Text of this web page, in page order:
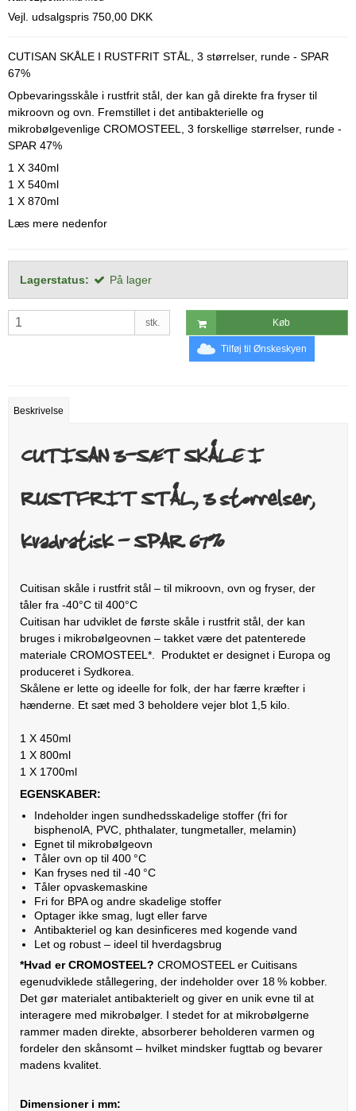
Vejl. udsalgspris 750,00 DKK
CUTISAN SKÅLE I RUSTFRIT STÅL, 3 størrelser, runde - SPAR
67%
Opbevaringsskåle i rustfrit stål, der kan gå direkte fra fryser til
mikroovn og ovn. Fremstillet i det antibakterielle og
mikrobølgevenlige CROMOSTEEL, 3 forskellige størrelser, runde -
SPAR 47%
1 X 340ml
1 X 540ml
1 X 870ml
Læs mere nedenfor
Lagerstatus: På lager
stk. Køb
Tilføj til Ønskeskyen
Beskrivelse
CUTISAN 3-SÆT SKÅLE I
RUSTFRIT STÅL, 3 størrelser,
kvadratisk - SPAR 67%
Cuitisan skåle i rustfrit stål – til mikroovn, ovn og fryser, der
tåler fra -40°C til 400°C
Cuitisan har udviklet de første skåle i rustfrit stål, der kan
bruges i mikrobølgeovnen – takket være det patenterede
materiale CROMOSTEEL*. Produktet er designet i Europa og
produceret i Sydkorea.
Skålene er lette og ideelle for folk, der har færre kræfter i
hænderne. Et sæt med 3 beholdere vejer blot 1,5 kilo.
1 X 450ml
1 X 800ml
1 X 1700ml
EGENSKABER:
Indeholder ingen sundhedsskadelige stoffer (fri for
bisphenolA, PVC, phthalater, tungmetaller, melamin)
Egnet til mikrobølgeovn
Tåler ovn op til 400 °C
Kan fryses ned til -40 °C
Tåler opvaskemaskine
Fri for BPA og andre skadelige stoffer
Optager ikke smag, lugt eller farve
Antibakteriel og kan desinficeres med kogende vand
Let og robust – ideel til hverdagsbrug
*Hvad er CROMOSTEEL? CROMOSTEEL er Cuitisans
egenudviklede stållegering, der indeholder over 18 % kobber.
Det gør materialet antibakterielt og giver en unik evne til at
interagere med mikrobølger. I stedet for at mikrobølgerne
rammer maden direkte, absorberer beholderen varmen og
fordeler den skånsomt – hvilket mindsker fugttab og bevarer
madens kvalitet.
Dimensioner i mm: